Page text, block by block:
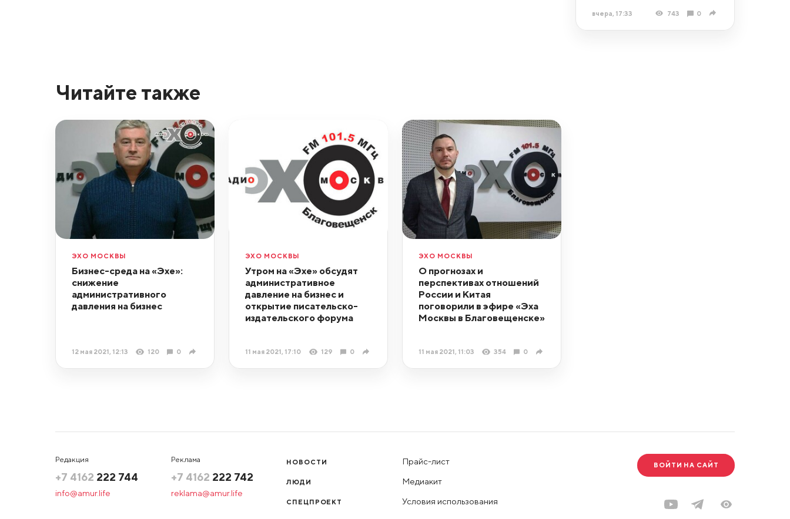
вчера, 17:33 743 0
Читайте также
ЭХО МОСКВЫ
Бизнес-среда на «Эхе»:
снижение
административного
давления на бизнес
12 мая 2021, 12:13 120 0
ЭХО МОСКВЫ
Утром на «Эхе» обсудят
административное
давление на бизнес и
открытие писательско-
издательского форума
11 мая 2021, 17:10 129 0
ЭХО МОСКВЫ
О прогнозах и
перспективах отношений
России и Китая
поговорили в эфире «Эха
Москвы в Благовещенске»
11 мая 2021, 11:03 354 0
Редакция
+7 4162 222 744
info@amur.life
Реклама
+7 4162 222 742
reklama@amur.life
НОВОСТИ
ЛЮДИ
СПЕЦПРОЕКТ
Прайс-лист
Медиакит
Условия использования
ВОЙТИ НА САЙТ